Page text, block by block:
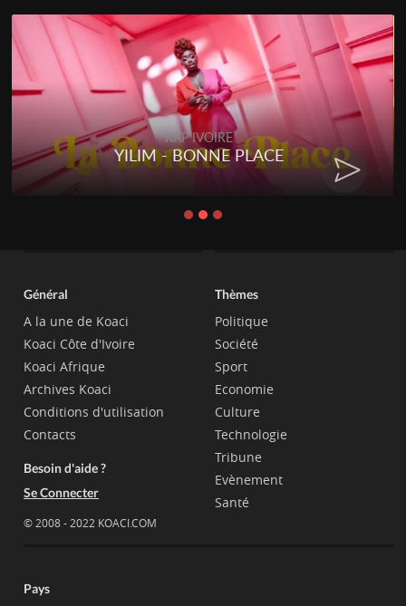
RAP IVOIRE
YILIM - BONNE PLACE
Général
A la une de Koaci
Koaci Côte d'Ivoire
Koaci Afrique
Archives Koaci
Conditions d'utilisation
Contacts
Besoin d'aide ?
Se Connecter
© 2008 - 2022 KOACI.COM
Thèmes
Politique
Société
Sport
Economie
Culture
Technologie
Tribune
Evènement
Santé
Pays